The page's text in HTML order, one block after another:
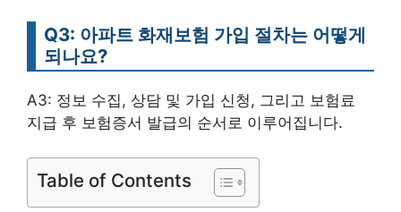
Q3: 아파트 화재보험 가입 절차는 어떻게
되나요?
A3: 정보 수집, 상담 및 가입 신청, 그리고 보험료
지급 후 보험증서 발급의 순서로 이루어집니다.
Table of Contents